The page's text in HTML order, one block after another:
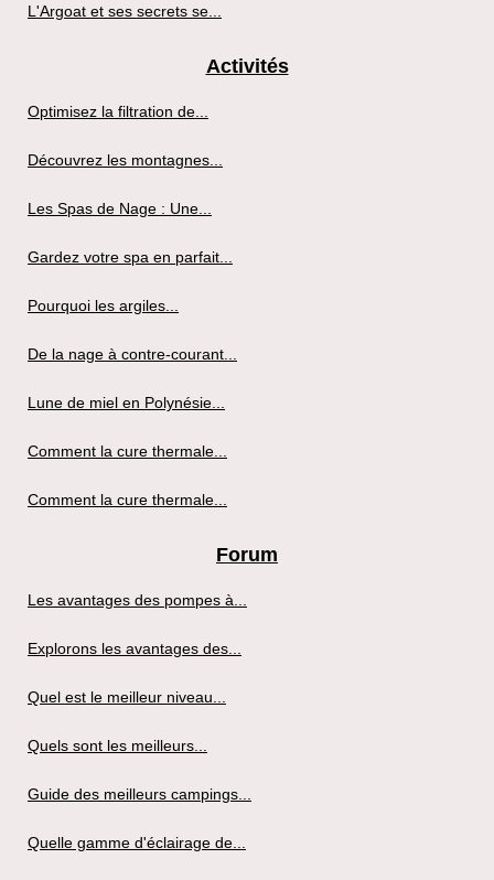
L'Argoat et ses secrets se...
Activités
Optimisez la filtration de...
Découvrez les montagnes...
Les Spas de Nage : Une...
Gardez votre spa en parfait...
Pourquoi les argiles...
De la nage à contre-courant...
Lune de miel en Polynésie...
Comment la cure thermale...
Comment la cure thermale...
Forum
Les avantages des pompes à...
Explorons les avantages des...
Quel est le meilleur niveau...
Quels sont les meilleurs...
Guide des meilleurs campings...
Quelle gamme d'éclairage de...